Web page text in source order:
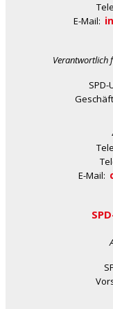
E-Mail:
Verantwortlich
E-Mail: